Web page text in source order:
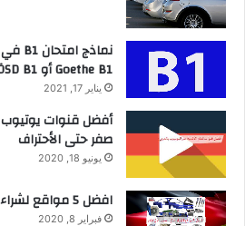
Goethe B1 أو ÖSD B1
يناير 17, 2021
أفضل قنوات يوتيوب
صفر حتى الأحتراف
يونيو 18, 2020
افضل 5 مواقع لشراء قطع السيارات في ألمانيا
فبراير 8, 2020